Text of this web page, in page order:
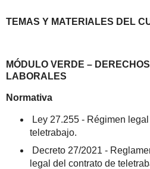
TEMAS Y MATERIALES DEL
MÓDULO VERDE –
LABORALES
Normativa
Ley 27.255 - Régimen
teletrabajo.
Decreto 27/2021 -
legal del contrato de